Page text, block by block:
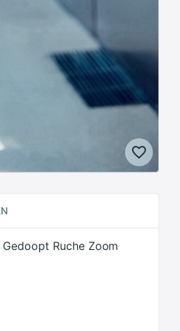
Ruche Zoom